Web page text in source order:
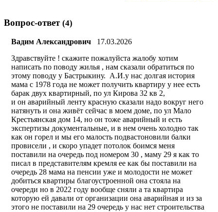
Вопрос-ответ (4)
Вадим Александрович
17.03.2026
Здравствуйте ! скажите пожалуйста жалобу хотим
написать по поводу жилья , нам сказали обратиться по
этому поводу у Бастрыкину. А.И.у нас долгая история
мама с 1978 года не может получить квартиру у нее есть
барак двух квартирный, по ул Кирова 32 кв 2,
и он аварийный ленту красную сказали надо вокруг него
натянуть и она живёт сейчас в моем доме, по ул Мало
Крестьянская дом 14, но он тоже аварийный и есть
экспертизы документальные, и в нем очень холодно так
как он горел и мы его малость подвастоновили балки
провисели , и скоро упадет потолок боимся меня
поставили на очередь под номером 30 , маму 29 я как то
писал в представителям кремля ее как бы поставили на
очередь 28 мама на пенсии уже и молодости не может
добиться квартиры благоустроенной она стояла на
очереди но в 2022 году вообще сняли а та квартира
которую ей давали от организации она аварийная и из за
этого не поставили на 29 очередь у нас нет строительства